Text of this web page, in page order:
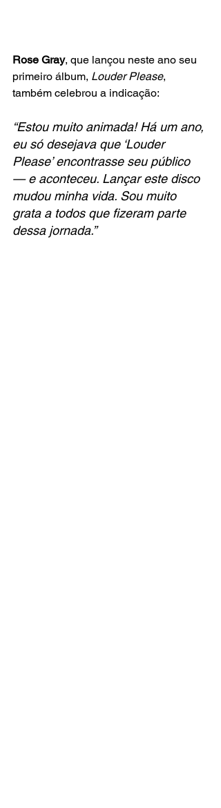
Rose Gray, que lançou neste ano seu
primeiro álbum, Louder Please,
também celebrou a indicação:
“Estou muito animada! Há um ano,
eu só desejava que ‘Louder
Please’ encontrasse seu público
— e aconteceu. Lançar este disco
mudou minha vida. Sou muito
grata a todos que fizeram parte
dessa jornada.”